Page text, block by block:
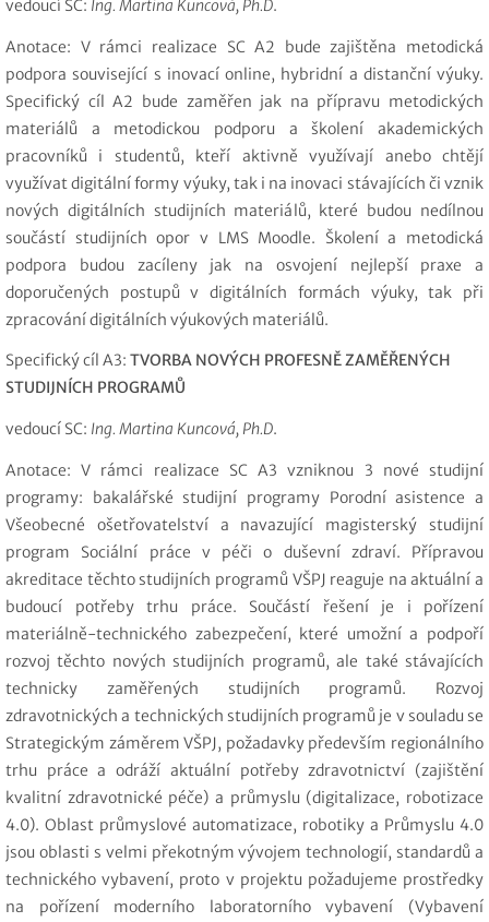
vedoucí SC: Ing. Martina Kuncová, Ph.D.
Anotace: V rámci realizace SC A2 bude zajištěna metodická
podpora související s inovací online, hybridní a distanční výuky.
Specifický cíl A2 bude zaměřen jak na přípravu metodických
materiálů a metodickou podporu a školení akademických
pracovníků i studentů, kteří aktivně využívají anebo chtějí
využívat digitální formy výuky, tak i na inovaci stávajících či vznik
nových digitálních studijních materiálů, které budou nedílnou
součástí studijních opor v LMS Moodle. Školení a metodická
podpora budou zacíleny jak na osvojení nejlepší praxe a
doporučených postupů v digitálních formách výuky, tak při
zpracování digitálních výukových materiálů.
Specifický cíl A3: TVORBA NOVÝCH PROFESNĚ ZAMĚŘENÝCH
STUDIJNÍCH PROGRAMŮ
vedoucí SC: Ing. Martina Kuncová, Ph.D.
Anotace: V rámci realizace SC A3 vzniknou 3 nové studijní
programy: bakalářské studijní programy Porodní asistence a
Všeobecné ošetřovatelství a navazující magisterský studijní
program Sociální práce v péči o duševní zdraví. Přípravou
akreditace těchto studijních programů VŠPJ reaguje na aktuální a
budoucí potřeby trhu práce. Součástí řešení je i pořízení
materiálně-technického zabezpečení, které umožní a podpoří
rozvoj těchto nových studijních programů, ale také stávajících
technicky zaměřených studijních programů. Rozvoj
zdravotnických a technických studijních programů je v souladu se
Strategickým záměrem VŠPJ, požadavky především regionálního
trhu práce a odráží aktuální potřeby zdravotnictví (zajištění
kvalitní zdravotnické péče) a průmyslu (digitalizace, robotizace
4.0). Oblast průmyslové automatizace, robotiky a Průmyslu 4.0
jsou oblasti s velmi překotným vývojem technologií, standardů a
technického vybavení, proto v projektu požadujeme prostředky
na pořízení moderního laboratorního vybavení (Vybavení